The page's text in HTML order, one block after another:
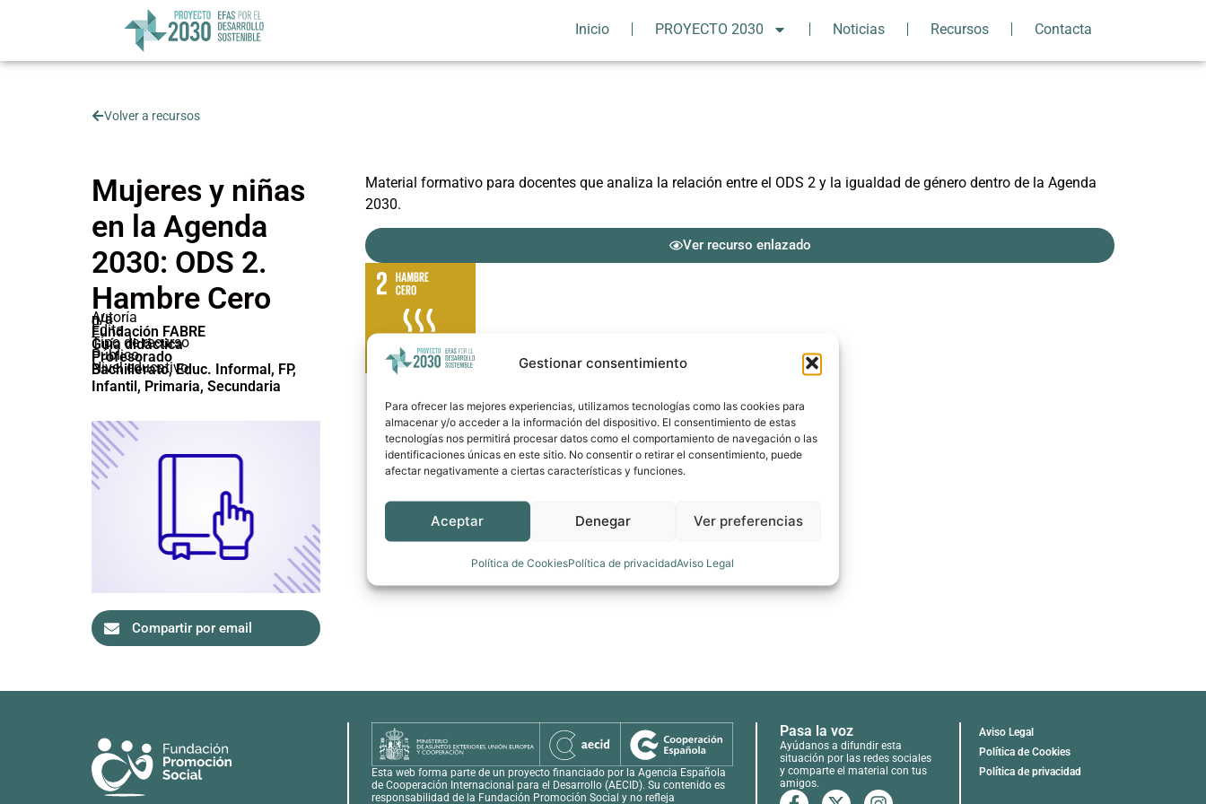
Gestionar consentimiento
Para ofrecer las mejores experiencias, utilizamos tecnologías como las cookies para
almacenar y/o acceder a la información del dispositivo. El consentimiento de estas
tecnologías nos permitirá procesar datos como el comportamiento de navegación o las
identificaciones únicas en este sitio. No consentir o retirar el consentimiento, puede
afectar negativamente a ciertas características y funciones.
Aceptar Denegar Ver preferencias
Política de CookiesPolítica de privacidadAviso Legal
Inicio PROYECTO 2030 Noticias Recursos Contacta
Volver a recursos
Mujeres y niñas
en la Agenda
2030: ODS 2.
Hambre Cero
Autoría
n/a
Edita
Fundación FABRE
Tipo de recurso
Guía didáctica
Público
Profesorado
Nivel educativo
Bachillerato,Educ. Informal, FP,
Infantil, Primaria, Secundaria
Compartir por email
Material formativo para docentes que analiza la relación entre el ODS 2 y la igualdad de género dentro de la Agenda
2030.
Ver recurso enlazado
Esta web forma parte de un proyecto financiado por la Agencia Española
de Cooperación Internacional para el Desarrollo (AECID). Su contenido es
responsabilidad de la Fundación Promoción Social y no refleja
Pasa la voz
Ayúdanos a difundir esta
situación por las redes sociales
y comparte el material con tus
amigos.
Aviso Legal
Política de Cookies
Política de privacidad